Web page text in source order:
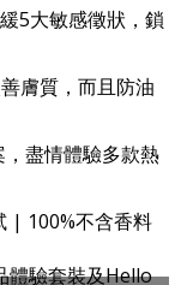
5大敏感徵狀，鎖
膚質，而且防油
盡情體驗多款熱
| 100%不含香料